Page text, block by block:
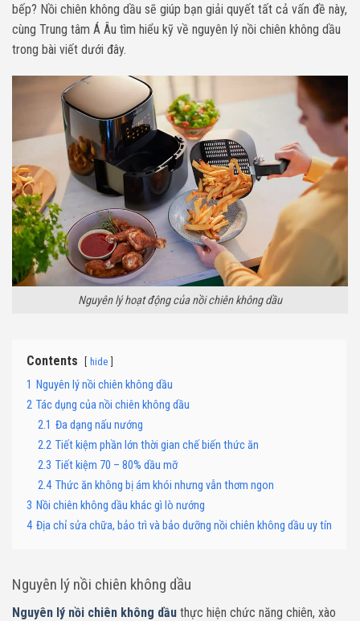
bếp? Nồi chiên không dầu sẽ giúp bạn giải quyết tất cả vấn đề này,
cùng Trung tâm Á Âu tìm hiểu kỹ về nguyên lý nồi chiên không dầu
trong bài viết dưới đây.
Nguyên lý hoạt động của nồi chiên không dầu
Contents hide
1 Nguyên lý nồi chiên không dầu
2 Tác dụng của nồi chiên không dầu
2.1 Đa dạng nấu nướng
2.2 Tiết kiệm phần lớn thời gian chế biến thức ăn
2.3 Tiết kiệm 70 – 80% dầu mỡ
2.4 Thức ăn không bị ám khói nhưng vẫn thơm ngon
3 Nồi chiên không dầu khác gì lò nướng
4 Địa chỉ sửa chữa, bảo trì và bảo dưỡng nồi chiên không dầu uy tín
Nguyên lý nồi chiên không dầu
Nguyên lý nồi chiên không dầu thực hiện chức năng chiên, xào